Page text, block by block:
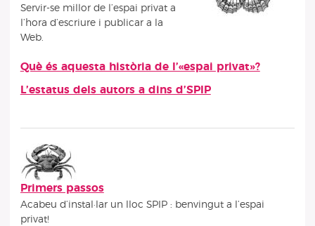
Servir-se millor de l’espai privat a
l’hora d’escriure i publicar a la
Web.
Articles d’aquesta secció
Què és aquesta història de l’«espai privat»?
L’estatus dels autors a dins d’SPIP
Primers passos
Acabeu d’instal·lar un lloc SPIP : benvingut a l’espai
privat!